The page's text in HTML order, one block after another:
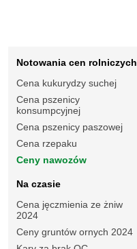
Notowania cen rolniczych
Cena kukurydzy suchej
Cena pszenicy
konsumpcyjnej
Cena pszenicy paszowej
Cena rzepaku
Ceny nawozów
Na czasie
Cena jęczmienia ze żniw
2024
Ceny gruntów ornych 2024